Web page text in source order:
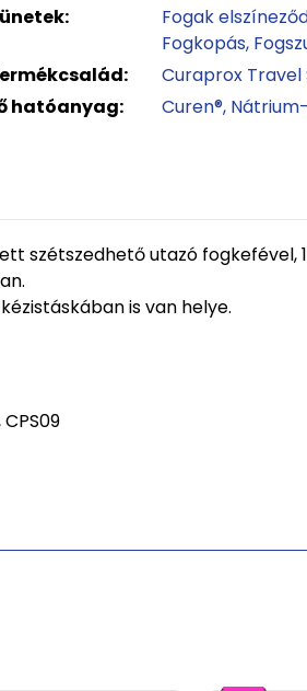
Fogak
Fogkopás
Curaprox Travel
hatóanyag:
Curen®
szétszedhető utazó
is van helye.